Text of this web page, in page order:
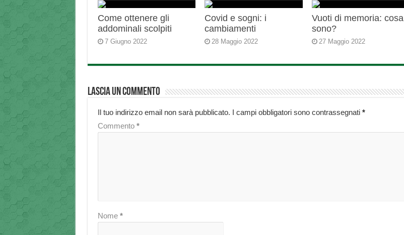
Come ottenere gli
addominali scolpiti
7 Giugno 2022
Covid e sogni: i
cambiamenti
28 Maggio 2022
Vuoti di memoria: cosa
sono?
27 Maggio 2022
Lascia un commento
Il tuo indirizzo email non sarà pubblicato. I campi obbligatori sono contrassegnati *
Commento *
Nome *